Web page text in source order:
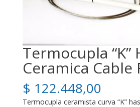
Termocupla “K”
Ceramica Cable
$ 122.448,00
Termocupla ceramista curva “K”